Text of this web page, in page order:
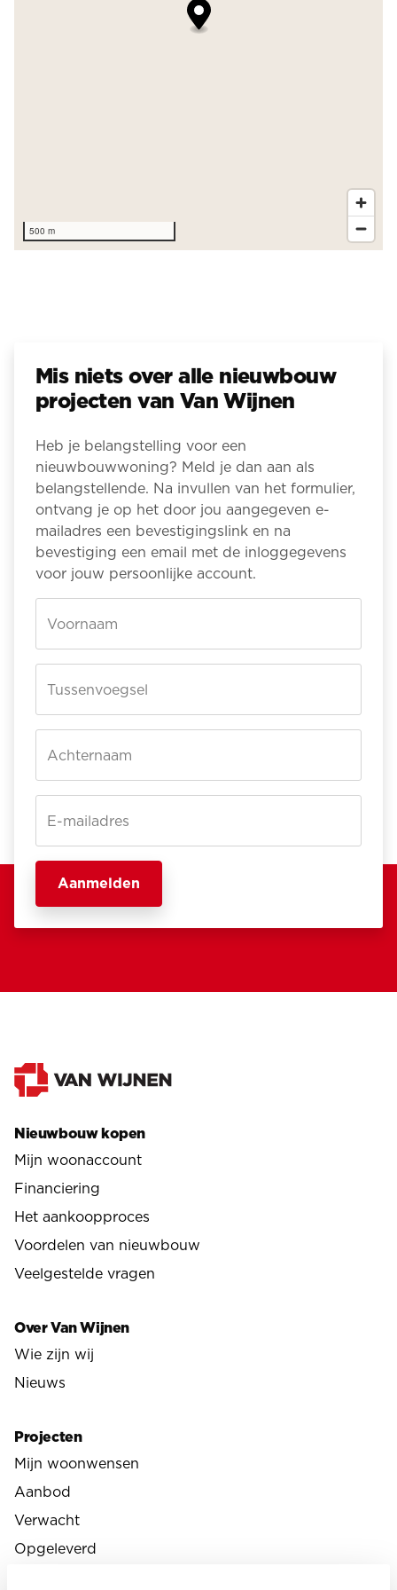
500 m
Mis niets over alle nieuwbouw
projecten van Van Wijnen
Heb je belangstelling voor een
nieuwbouwwoning? Meld je dan aan als
belangstellende. Na invullen van het formulier,
ontvang je op het door jou aangegeven e-
mailadres een bevestigingslink en na
bevestiging een email met de inloggegevens
voor jouw persoonlijke account.
Voornaam
Tussenvoegsel
Achternaam
E-mailadres
Nieuwbouw kopen
Mijn woonaccount
Financiering
Het aankoopproces
Voordelen van nieuwbouw
Veelgestelde vragen
Over Van Wijnen
Wie zijn wij
Nieuws
Projecten
Mijn woonwensen
Aanbod
Verwacht
Opgeleverd